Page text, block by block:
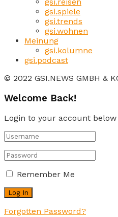
gsi.spiele
gsi.trends
gsi.wohnen
Meinung
gsi.kolumne
gsi.podcast
© 2022 GSI.NEWS GMBH &
Welcome Back!
Login to your account below
Remember Me
Forgotten Password?